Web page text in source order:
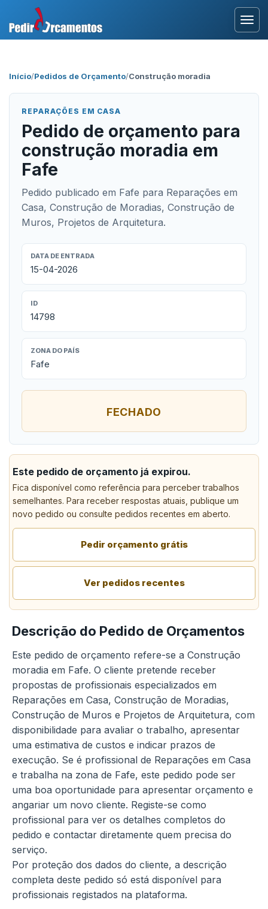
Início/Pedidos de Orçamento/Construção moradia
REPARAÇÕES EM CASA
Pedido de orçamento para
construção moradia em
Fafe
Pedido publicado em Fafe para Reparações em
Casa, Construção de Moradias, Construção de
Muros, Projetos de Arquitetura.
DATA DE ENTRADA
15-04-2026
ID
14798
ZONA DO PAÍS
Fafe
FECHADO
Este pedido de orçamento já expirou.
Fica disponível como referência para perceber trabalhos
semelhantes. Para receber respostas atuais, publique um
novo pedido ou consulte pedidos recentes em aberto.
Pedir orçamento grátis
Ver pedidos recentes
Descrição do Pedido de Orçamentos
Este pedido de orçamento refere-se a Construção
moradia em Fafe. O cliente pretende receber
propostas de profissionais especializados em
Reparações em Casa, Construção de Moradias,
Construção de Muros e Projetos de Arquitetura, com
disponibilidade para avaliar o trabalho, apresentar
uma estimativa de custos e indicar prazos de
execução. Se é profissional de Reparações em Casa
e trabalha na zona de Fafe, este pedido pode ser
uma boa oportunidade para apresentar orçamento e
angariar um novo cliente. Registe-se como
profissional para ver os detalhes completos do
pedido e contactar diretamente quem precisa do
serviço.
Por proteção dos dados do cliente, a descrição
completa deste pedido só está disponível para
profissionais registados na plataforma.
Área Profissional
Como Funciona?
Testemunhos